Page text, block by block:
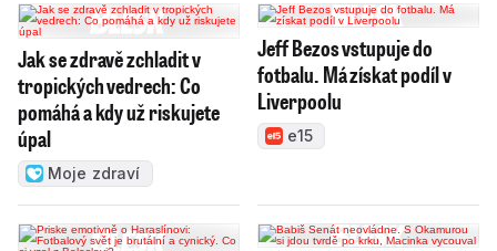
Jak se zdravě zchladit v
tropických vedrech: Co
pomáhá a kdy už riskujete
úpal
Moje zdraví
Jeff Bezos vstupuje do
fotbalu. Má získat podíl v
Liverpoolu
e15